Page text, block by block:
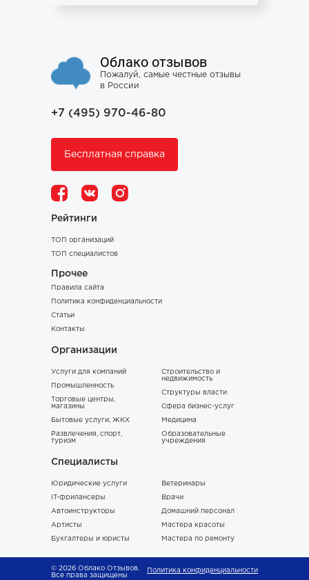
Облако отзывов
Пожалуй, самые честные отзывы
в России
+7 (495) 970-46-80
Бесплатная справка
Рейтинги
ТОП организаций
ТОП специалистов
Прочее
Правила сайта
Политика конфиденциальности
Статьи
Контакты
Организации
Услуги для компаний
Промышленность
Торговые центры,
магазины
Бытовые услуги, ЖКХ
Развлечения, спорт,
туризм
Строительство и
недвижимость
Структуры власти
Сфера бизнес-услуг
Медицина
Образовательные
учреждения
Специалисты
Юридические услуги
IT-фрилансеры
Автоинструкторы
Артисты
Бухгалтеры и юристы
Ветеринары
Врачи
Домашний персонал
Мастера красоты
Мастера по ремонту
© 2026 Облако Отзывов.
Все права защищены
Политика конфиденциальности